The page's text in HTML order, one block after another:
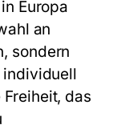
Europa
an
sondern
individuell
das